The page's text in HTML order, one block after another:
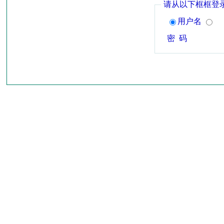
请从以下框框登
用户名
密 码